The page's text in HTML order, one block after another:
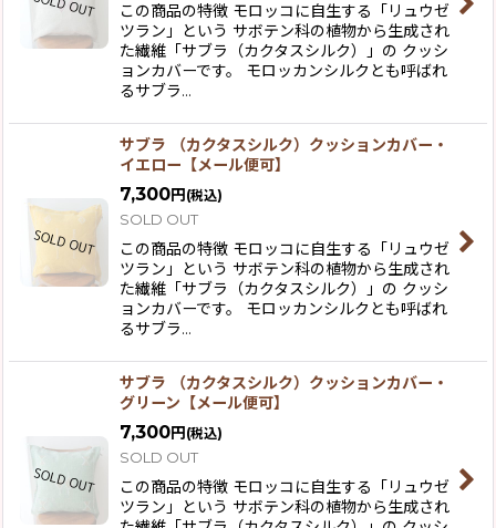
この商品の特徴 モロッコに自生する「リュウゼ
ツラン」という サボテン科の植物から生成され
た繊維「サブラ（カクタスシルク）」の クッシ
ョンカバーです。 モロッカンシルクとも呼ばれ
るサブラ…
サブラ （カクタスシルク）クッションカバー・
イエロー【メール便可】
7,300円 (税込)
SOLD OUT
この商品の特徴 モロッコに自生する「リュウゼ
ツラン」という サボテン科の植物から生成され
た繊維「サブラ（カクタスシルク）」の クッシ
ョンカバーです。 モロッカンシルクとも呼ばれ
るサブラ…
サブラ （カクタスシルク）クッションカバー・
グリーン【メール便可】
7,300円 (税込)
SOLD OUT
この商品の特徴 モロッコに自生する「リュウゼ
ツラン」という サボテン科の植物から生成され